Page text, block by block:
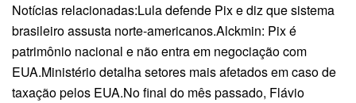
Notícias relacionadas:Lula defende Pix e diz que sistema
brasileiro assusta norte-americanos.Alckmin: Pix é
patrimônio nacional e não entra em negociação com
EUA.Ministério detalha setores mais afetados em caso de
taxação pelos EUA.No final do mês passado, Flávio